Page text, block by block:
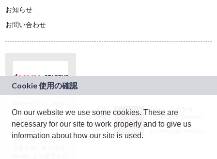
お知らせ
お問い合わせ
ドコモグループの新
規事業創出プログラ
ム「docomo
STARTUP」を通じて
JASRAC許諾番号：
9024936001Y45037
JASRAC許諾番号：
On our website we use some cookies. These are
necessary for our site to work properly and to give us
information about how our site is used.